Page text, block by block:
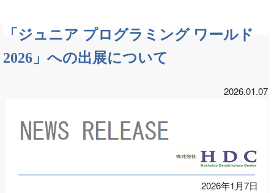
「ジュニア プログラミング ワールド
2026」への出展について
2026.01.07
2026年1月7日